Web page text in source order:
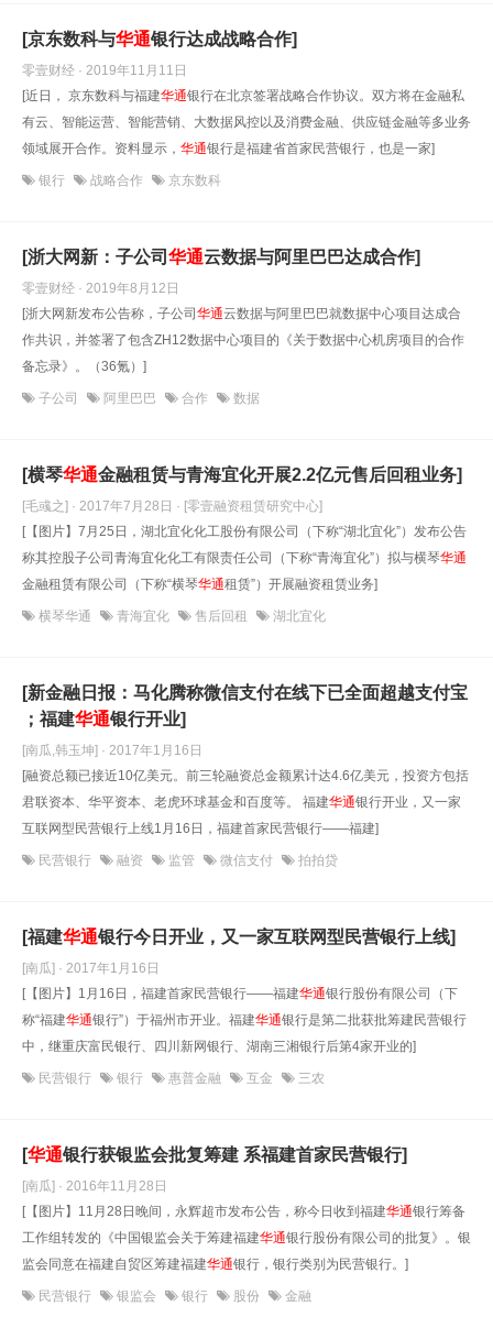
[京东数科与华通银行达成战略合作]
零壹财经 · 2019年11月11日
[近日， 京东数科与福建华通银行在北京签署战略合作协议。双方将在金融私
有云、智能运营、智能营销、大数据风控以及消费金融、供应链金融等多业务
领域展开合作。资料显示， 华通银行是福建省首家民营银行，也是一家]
银行 战略合作 京东数科
[浙大网新：子公司 华通云数据与阿里巴巴达成合作]
零壹财经 · 2019年8月12日
[浙大网新发布公告称，子公司华通云数据与阿里巴巴就数据中心项目达成合
作共识，并签署了包含ZH12数据中心项目的《关于数据中心机房项目的合作
备忘录》。（36氪）]
子公司 阿里巴巴 合作 数据
[横琴华通金融租赁与青海宜化开展2.2亿元售后回租业务]
[毛彧之] · 2017年7月28日 · [零壹融资租赁研究中心]
[【图片】7月25日，湖北宜化化工股份有限公司（下称“湖北宜化”）发布公告
称其控股子公司青海宜化化工有限责任公司（下称“青海宜化”）拟与横琴华通
金融租赁有限公司（下称“横琴华通租赁”）开展融资租赁业务]
横琴华通 青海宜化 售后回租 湖北宜化
[新金融日报：马化腾称微信支付在线下已全面超越支付宝
；福建华通银行开业]
[南瓜,韩玉坤] · 2017年1月16日
[融资总额已接近10亿美元。前三轮融资总金额累计达4.6亿美元，投资方包括
君联资本、华平资本、老虎环球基金和百度等。 福建华通银行开业，又一家
互联网型民营银行上线1月16日，福建首家民营银行——福建]
民营银行 融资 监管 微信支付 拍拍贷
[福建华通银行今日开业，又一家互联网型民营银行上线]
[南瓜] · 2017年1月16日
[【图片】1月16日，福建首家民营银行——福建华通银行股份有限公司（下
称“福建华通银行”）于福州市开业。福建华通银行是第二批获批筹建民营银行
中，继重庆富民银行、四川新网银行、湖南三湘银行后第4家开业的]
民营银行 银行 惠普金融 互金 三农
[华通银行获银监会批复筹建 系福建首家民营银行]
[南瓜] · 2016年11月28日
[【图片】11月28日晚间，永辉超市发布公告，称今日收到福建华通银行筹备
工作组转发的《中国银监会关于筹建福建华通银行股份有限公司的批复》。银
监会同意在福建自贸区筹建福建华通银行，银行类别为民营银行。]
民营银行 银监会 银行 股份 金融